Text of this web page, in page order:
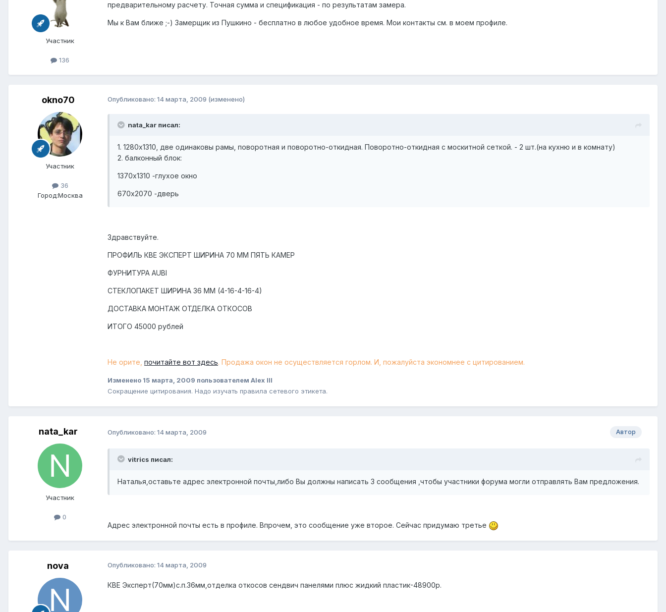
Участник
136
предварительному расчету. Точная сумма и спецификация - по результатам замера.
Мы к Вам ближе ;-) Замерщик из Пушкино - бесплатно в любое удобное время. Мои контакты см. в моем профиле.
okno70
Участник
36
Город:Москва
Опубликовано: 14 марта, 2009 (изменено)
nata_kar писал:
1. 1280х1310, две одинаковы рамы, поворотная и поворотно-откидная. Поворотно-откидная с москитной сеткой. - 2 шт.(на кухню и в комнату)
2. балконный блок:
1370х1310 -глухое окно
670х2070 -дверь
Здравствуйте.
ПРОФИЛЬ КВЕ ЭКСПЕРТ ШИРИНА 70 ММ ПЯТЬ КАМЕР
ФУРНИТУРА AUBI
СТЕКЛОПАКЕТ ШИРИНА 36 ММ (4-16-4-16-4)
ДОСТАВКА МОНТАЖ ОТДЕЛКА ОТКОСОВ
ИТОГО 45000 рублей
Не орите, почитайте вот здесь. Продажа окон не осуществляется горлом. И, пожалуйста экономнее с цитированием.
Изменено 15 марта, 2009 пользователем Alex IlI
Сокращение цитирования. Надо изучать правила сетевого этикета.
nata_kar
Участник
0
Автор
Опубликовано: 14 марта, 2009
vitrics писал:
Наталья,оставьте адрес электронной почты,либо Вы должны написать 3 сообщения ,чтобы участники форума могли отправлять Вам предложения.
Адрес электронной почты есть в профиле. Впрочем, это сообщение уже второе. Сейчас придумаю третье
nova Опубликовано: 14 марта, 2009
КВЕ Эксперт(70мм)с.п.36мм,отделка откосов сендвич панелями плюс жидкий пластик-48900р.